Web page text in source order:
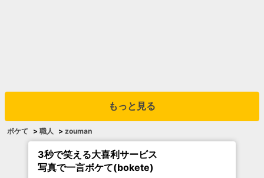
もっと見る
ボケて > 職人 > zouman
3秒で笑える大喜利サービス
写真で一言ボケて(bokete)